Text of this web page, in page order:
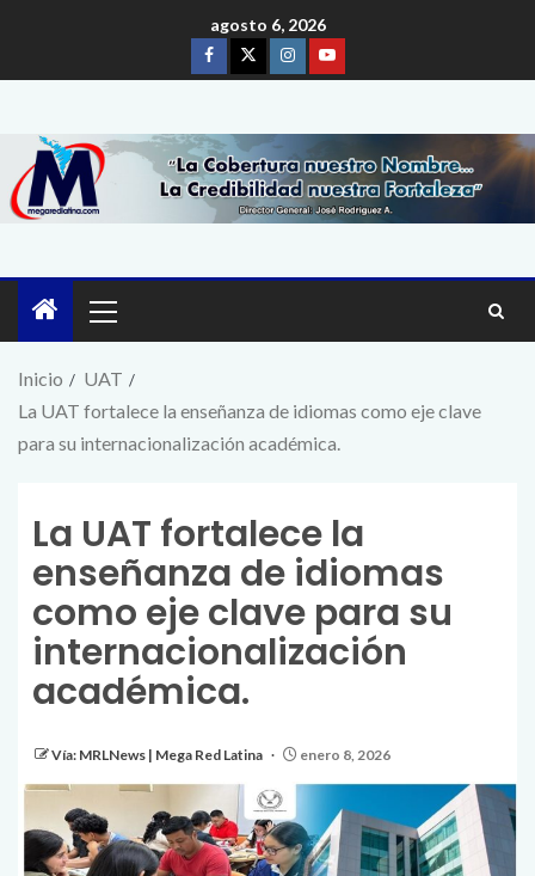
agosto 6, 2026
Inicio
UAT
La UAT fortalece la enseñanza de idiomas como eje clave
para su internacionalización académica.
La UAT fortalece la
enseñanza de idiomas
como eje clave para su
internacionalización
académica.
Vía: MRLNews | Mega Red Latina enero 8, 2026